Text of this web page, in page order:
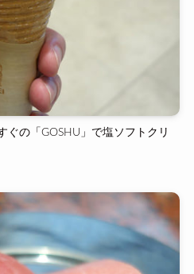
ぐの「GOSHU」で塩ソフトクリ